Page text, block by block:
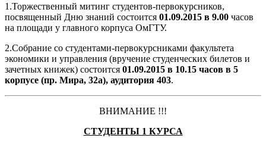
1.Торжественный митинг студентов-первокурсников,
посвященный Дню знаний состоится 01.09.2015 в 9.00 часов
на площади у главного корпуса ОмГТУ.
2.Собрание со студентами-первокурсниками факультета
экономики и управления (вручение студенческих билетов и
зачетных книжек) состоится 01.09.2015 в 10.15 часов в 5
корпусе (пр. Мира, 32а), аудитория 403.
ВНИМАНИЕ !!!
СТУДЕНТЫ 1 КУРСА